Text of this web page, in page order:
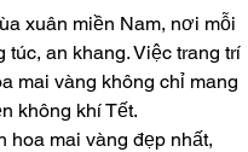
xuân miền Nam, nơi mỗi
an khang. Việc trang trí
mai vàng không chỉ mang
không khí Tết.
hoa mai vàng đẹp nhất,